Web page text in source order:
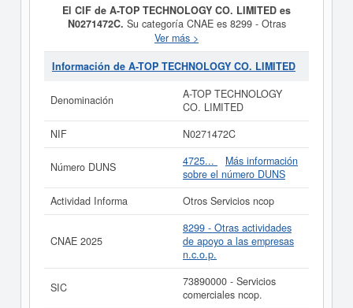
El CIF de A-TOP TECHNOLOGY CO. LIMITED es
N0271472C. Su categoría CNAE es 8299 - Otras
actividades de apoyo a las empresas n.c.o.p.. La
actividad de la clasificación del Sistema Internacional de
Clasificación de empresas corresponde al número
para esta empresa y otras similares en esta misma
página.
Si está interesado en conocer más datos de la empresa
A-TOP TECHNOLOGY CO. LIMITED puede
inmediatamente a este Informe ampliado
de A-TOP
TECHNOLOGY CO. LIMITED y consultar los resultados
de sus años de actividad, así como los balances y
cuentas de resultados disponibles.
La última actualización del informe de empresa se ha
realizado el 18/12/2024.
Ver más >
Información de A-TOP TECHNOLOGY CO. LIMITED
Denominación
A-TOP TECHNOLOGY
CO. LIMITED
NIF
N0271472C
Número DUNS 4725...
Más información
sobre el número DUNS
Actividad Informa
Otros Servicios ncop
CNAE 2025
8299 - Otras actividades
de apoyo a las empresas
n.c.o.p.
SIC
73890000 - Servicios
comerciales ncop.